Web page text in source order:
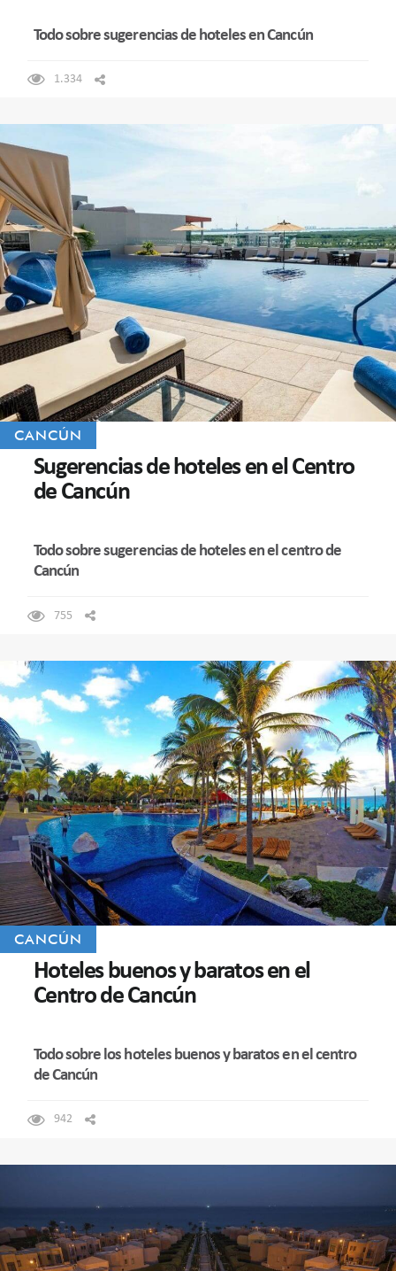
Todo sobre sugerencias de hoteles en Cancún
1.334
CANCÚN
Sugerencias de hoteles en el Centro
de Cancún
Todo sobre sugerencias de hoteles en el centro de
Cancún
755
CANCÚN
Hoteles buenos y baratos en el
Centro de Cancún
Todo sobre los hoteles buenos y baratos en el centro
de Cancún
942